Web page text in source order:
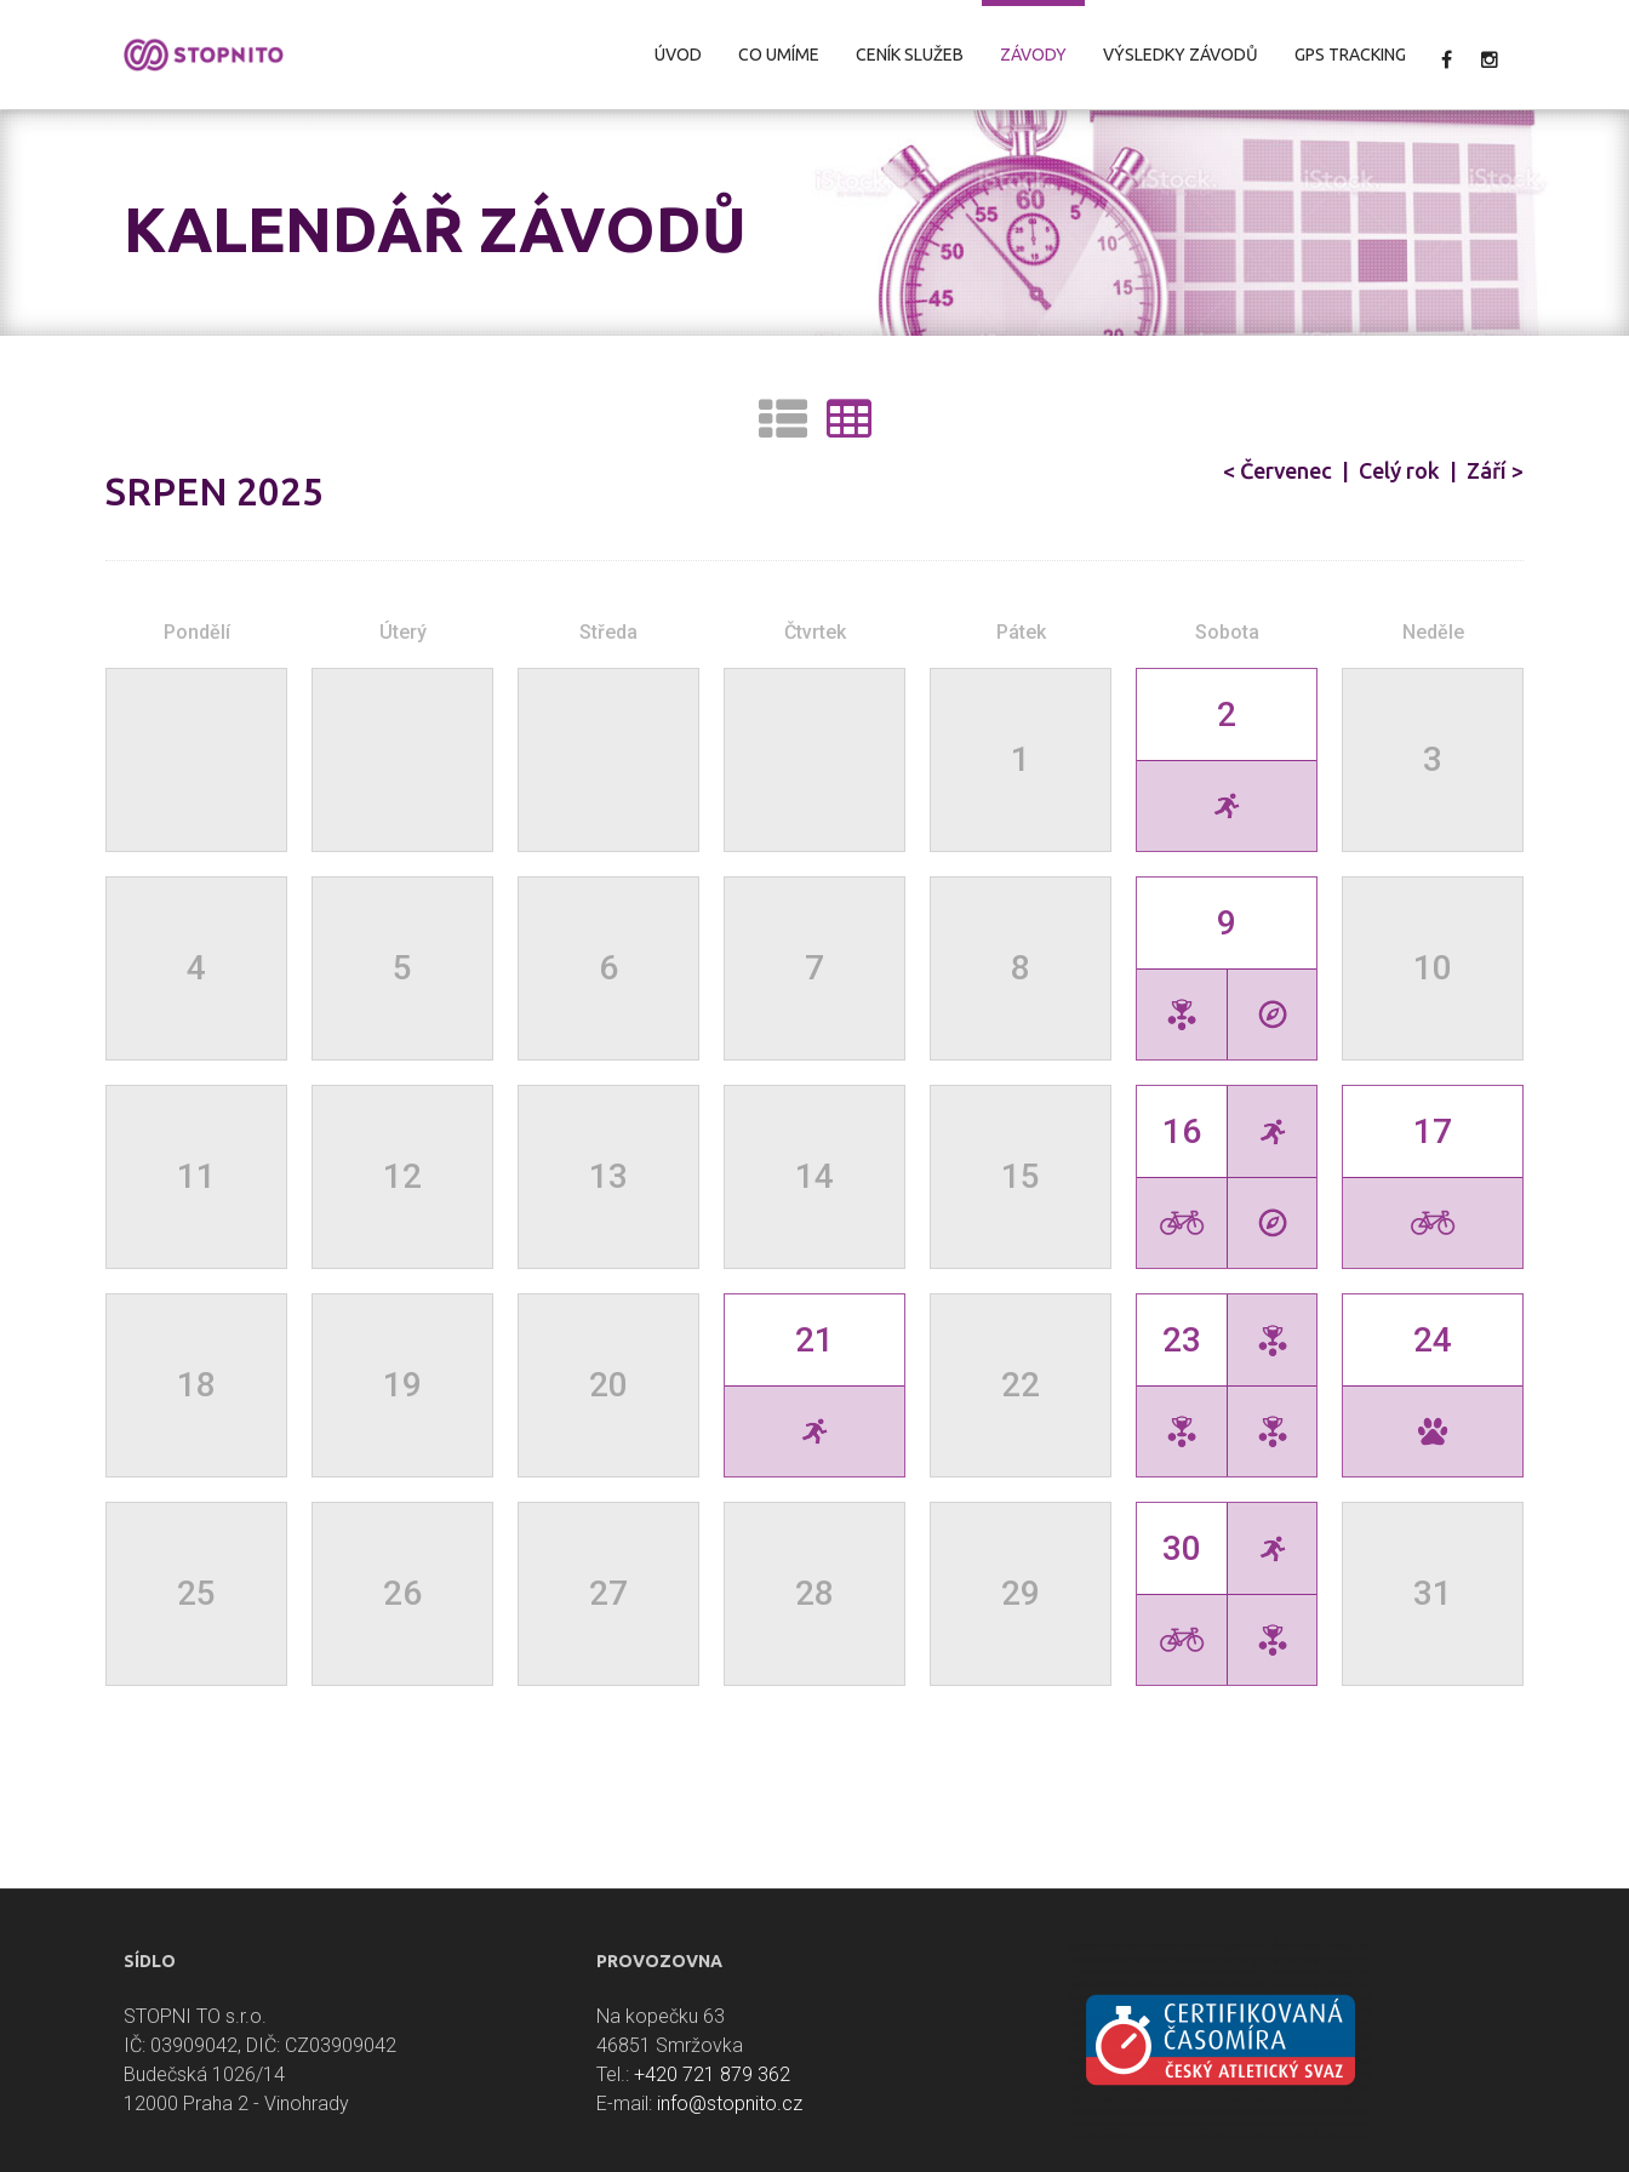
ÚVOD CO UMÍME CENÍK SLUŽEB ZÁVODY VÝSLEDKY ZÁVODŮ GPS TRACKING
KALENDÁŘ ZÁVODŮ
SRPEN 2025 < Červenec Celý rok Září >
Pondělí Úterý Středa Čtvrtek Pátek Sobota Neděle
1
2
3
4 5 6 7 8
9
10
11 12 13 14 15
16 17
18 19 20
21
22
23 24
25 26 27 28 29
30
31
SÍDLO
STOPNI TO s.r.o.
IČ: 03909042, DIČ: CZ03909042
Budečská 1026/14
12000 Praha 2 - Vinohrady
PROVOZOVNA
Na kopečku 63
46851 Smržovka
Tel.: +420 721 879 362
E-mail: info@stopnito.cz